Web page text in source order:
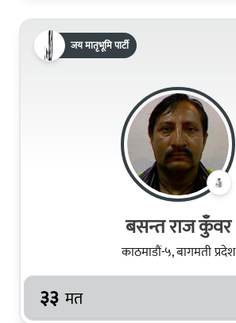
जय मातृभूमि पार्टी
बसन्त राज कुँवर
काठमाडौं-५, बागमती प्रदेश
३३ मत